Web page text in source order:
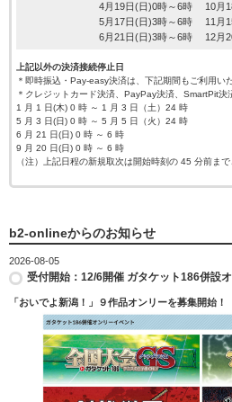
4月19日(日)0時～6時
5月17日(日)3時～6時
6月21日(日)3時～6時
10月
11月
12月
上記以外の決済接続停止日
＊即時振込・Pay-easy決済は、下記期間もご利用い
＊クレジットカード決済、PayPay決済、SmartPit決
1 月 1 日(木) 0 時 ～ 1 月 3 日（土）24 時
5 月 3 日(日) 0 時 ～ 5 月 5 日（火）24 時
6 月 21 日(日) 0 時 ～ 6 時
9 月 20 日(日) 0 時 ～ 6 時
（注）上記日程の新規取次は開始時刻の 45 分前まで
b2-onlineからのお知らせ
2026-08-05
受付開始：12/6開催 ガタケット186併設
「おいでよ新潟！」９作品オンリーを募集開始！